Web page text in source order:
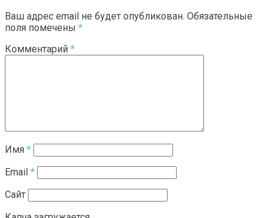
Ваш адрес email не будет опубликован. Обязательные
поля помечены *
Комментарий *
Имя *
Email *
Сайт